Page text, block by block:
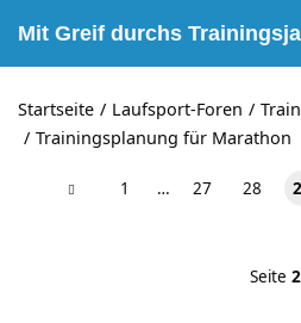
Mit Greif durchs
Startseite Laufsport-Foren
Trainingsplanung für Marathon
1 … 27 28
Seite